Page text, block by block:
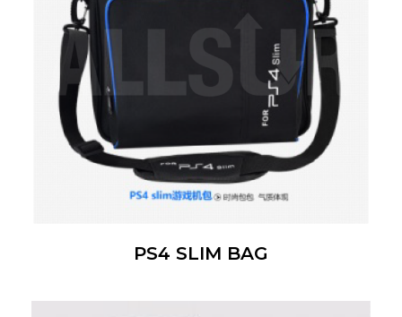
PS4 SLIM BAG